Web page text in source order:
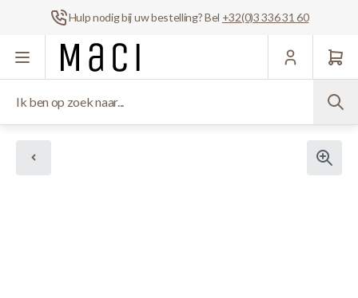
Hulp nodig bij uw bestelling? Bel +32(0)3 336 31 60
Ga naar de inhoud